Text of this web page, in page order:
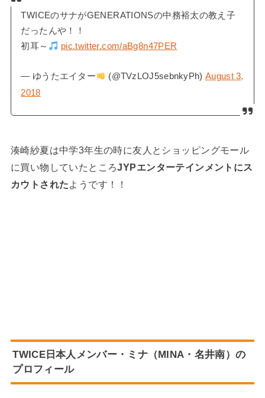
TWICEのサナがGENERATIONSの中務裕太の教え子
だったんや！！
初耳～
pic.twitter.com/aBg8n47PER
— ゆうたエイター (@TVzLOJ5sebnkyPh) August 3,
2018
湊崎紗夏は中学3年生の時に友人とショッピングモール
に買い物していたところJYPエンターテインメントにス
カウトされたようです！！
TWICE日本人メンバー・ミナ（MINA・名井南）の
プロフィール